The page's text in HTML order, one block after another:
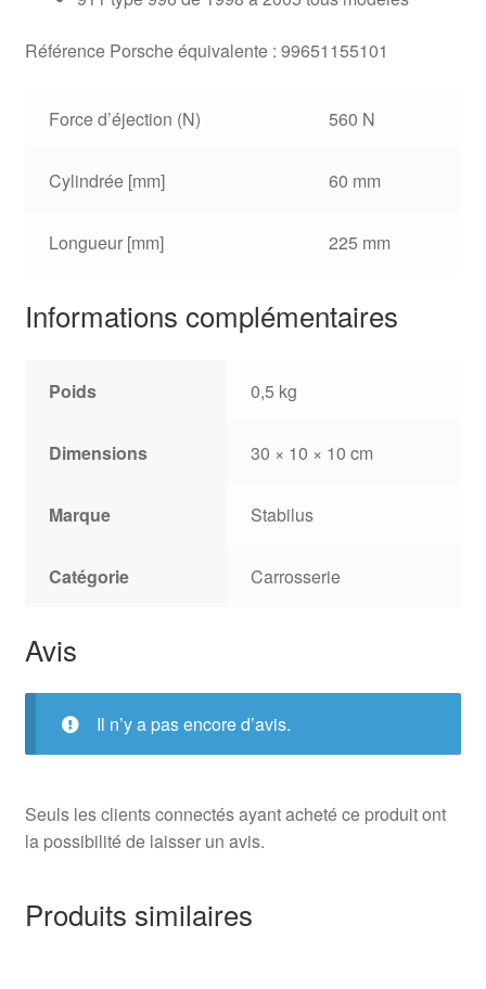
Référence Porsche équivalente : 99651155101
Force d’éjection (N) 560 N
Cylindrée [mm] 60 mm
Longueur [mm] 225 mm
Informations complémentaires
Poids 0,5 kg
Dimensions 30 × 10 × 10 cm
Marque Stabilus
Catégorie Carrosserie
Avis
Il n’y a pas encore d’avis.
Seuls les clients connectés ayant acheté ce produit ont
la possibilité de laisser un avis.
Produits similaires